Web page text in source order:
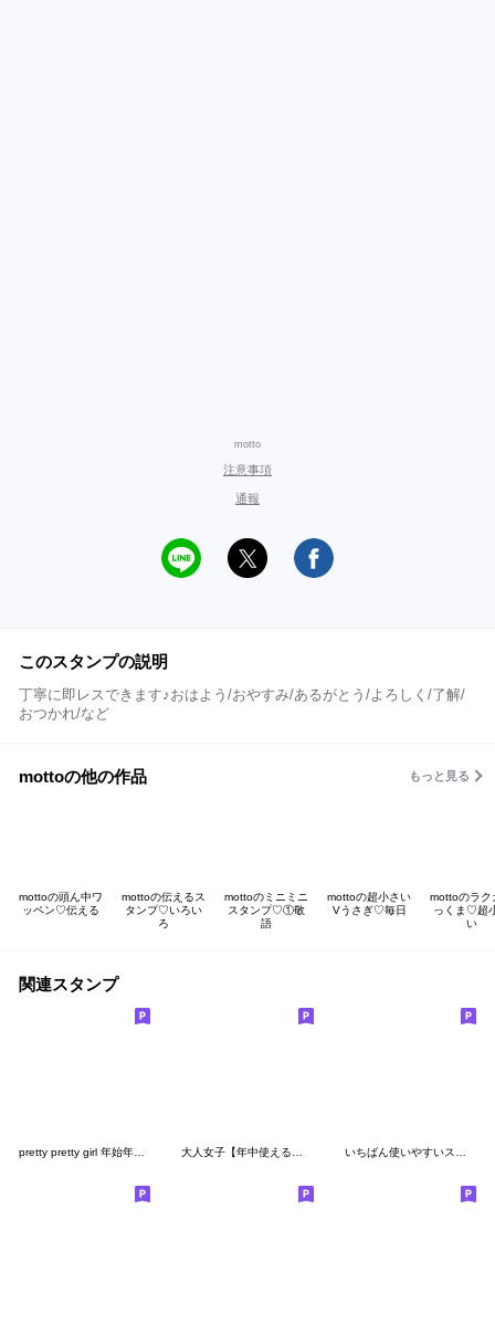
motto
注意事項
通報
このスタンプの説明
丁寧に即レスできます♪おはよう/おやすみ/あるがとう/よろしく/了解/
おつかれ/など
mottoの他の作品 もっと見る
mottoの頭ん中ワ
ッペン♡伝える
mottoの伝えるス
タンプ♡いろい
ろ
mottoのミニミニ
スタンプ♡①敬
語
mottoの超小さい
Vうさぎ♡毎日
mottoのラク
っくま♡超
い
関連スタンプ
pretty pretty girl 年始年末用 大人女子【年中使える編】 いちばん使いやすいスタンプ【毎日/日常】